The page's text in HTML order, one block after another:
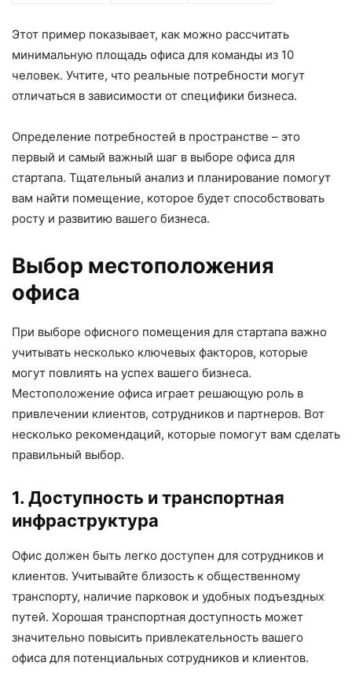
Этот пример показывает, как можно рассчитать
минимальную площадь офиса для команды из 10
человек. Учтите, что реальные потребности могут
отличаться в зависимости от специфики бизнеса.
Определение потребностей в пространстве – это
первый и самый важный шаг в выборе офиса для
стартапа. Тщательный анализ и планирование помогут
вам найти помещение, которое будет способствовать
росту и развитию вашего бизнеса.
Выбор местоположения
офиса
При выборе офисного помещения для стартапа важно
учитывать несколько ключевых факторов, которые
могут повлиять на успех вашего бизнеса.
Местоположение офиса играет решающую роль в
привлечении клиентов, сотрудников и партнеров. Вот
несколько рекомендаций, которые помогут вам сделать
правильный выбор.
1. Доступность и транспортная
инфраструктура
Офис должен быть легко доступен для сотрудников и
клиентов. Учитывайте близость к общественному
транспорту, наличие парковок и удобных подъездных
путей. Хорошая транспортная доступность может
значительно повысить привлекательность вашего
офиса для потенциальных сотрудников и клиентов.